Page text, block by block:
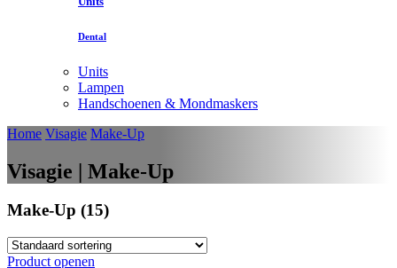
Dental
Units
Lampen
Handschoenen & Mondmaskers
Home Visagie Make-Up
Visagie | Make-Up
Make-Up (15)
Product openen